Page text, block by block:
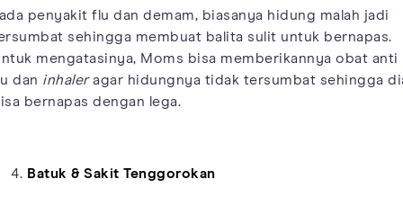
penyakit flu dan demam, biasanya hidung malah jadi
sehingga membuat balita sulit untuk bernapas.
mengatasinya, Moms bisa memberikannya obat anti
dan inhaleragar hidungnya tidak tersumbat sehingga
bernapas dengan lega.
Batuk & Sakit Tenggorokan